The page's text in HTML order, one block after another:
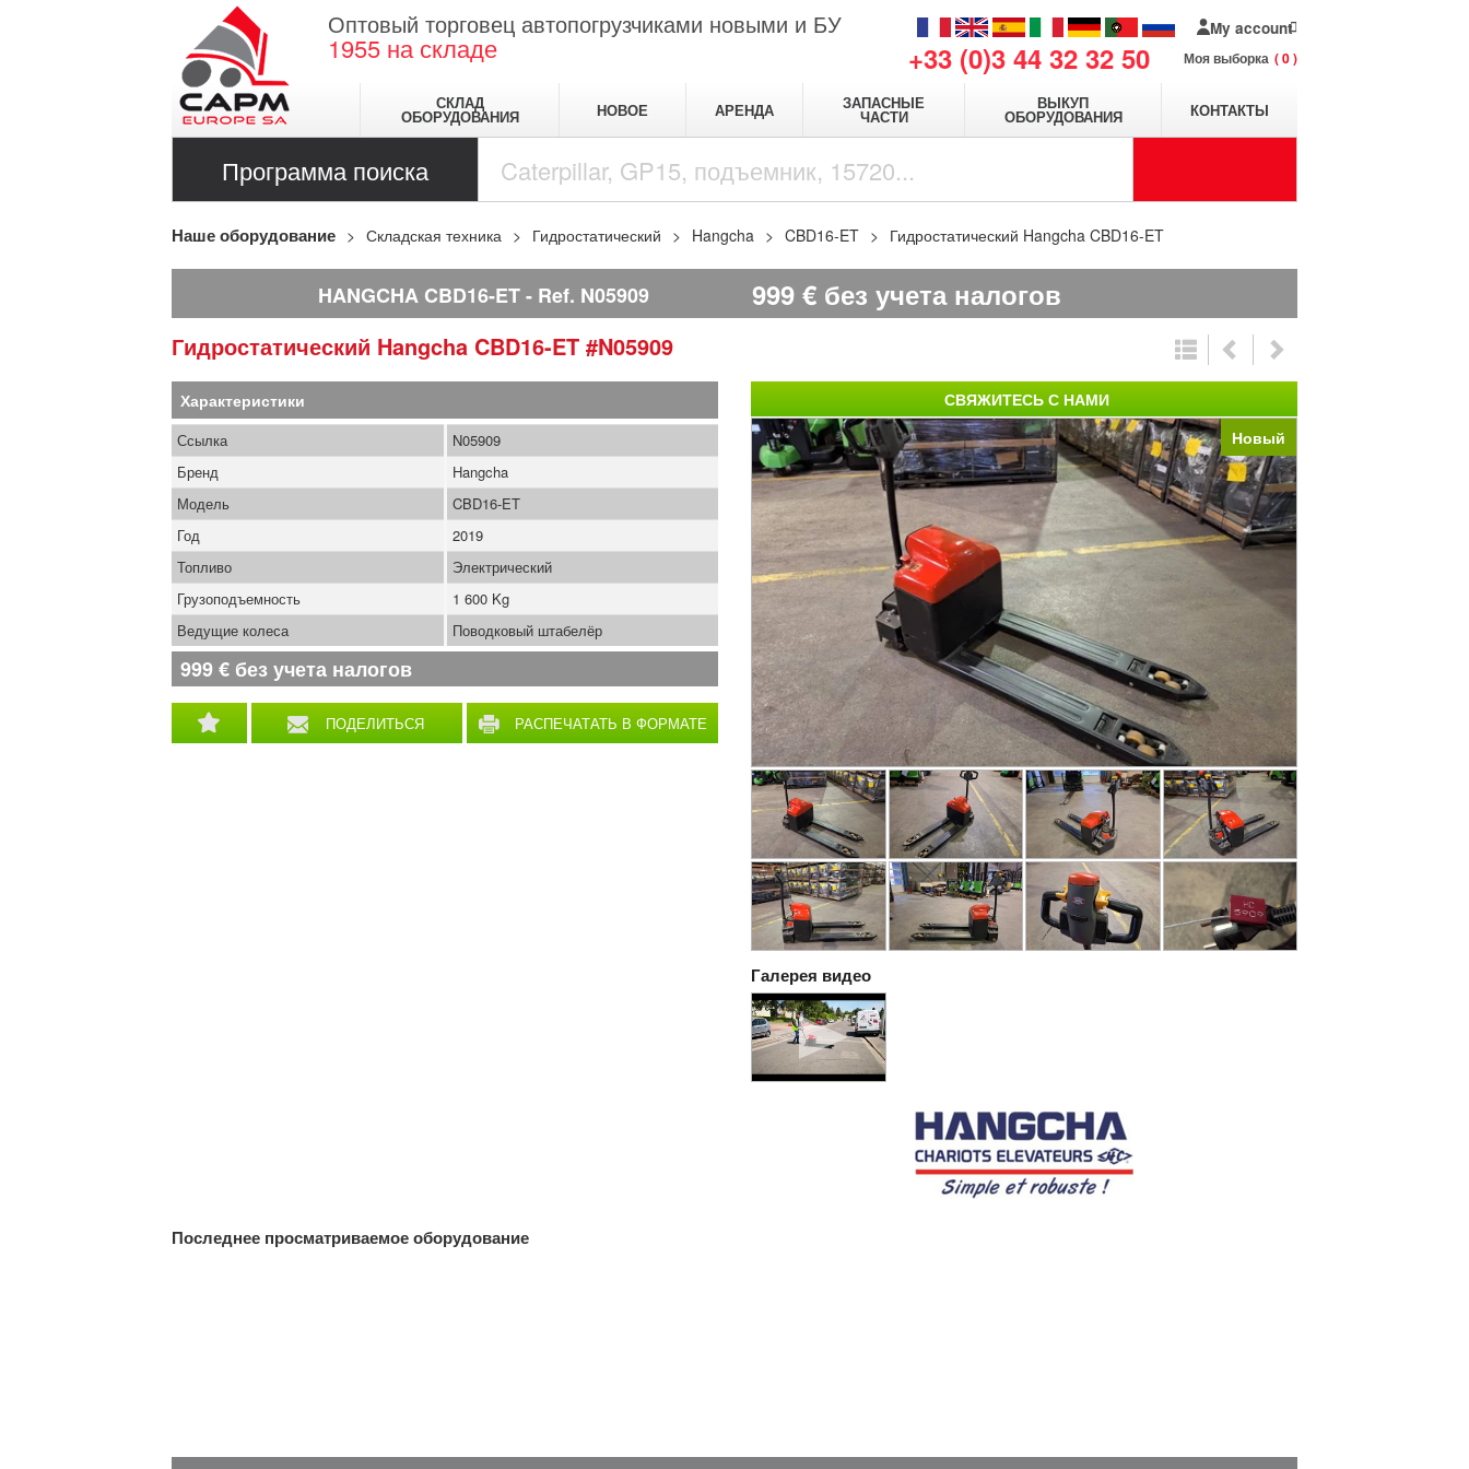
Оптовый торговец автопогрузчиками новыми и БУ
1955 на складе +33 (0)3 44 32 32 50
My account
Моя выборка 0
СКЛАД
ОБОРУДОВАНИЯ НОВОЕ АРЕНДА ЗАПАСНЫЕ
ЧАСТИ
ВЫКУП
ОБОРУДОВАНИЯ КОНТАКТЫ
Программа поиска
Наше оборудование Складская техника Гидростатический Hangcha CBD16-ET Гидростатический Hangcha CBD16-ET
HANGCHA CBD16-ET Ref. N05909 999 € без учета налогов
Гидростатический Hangcha CBD16-ET #N05909
Новый
Галерея видео
Характеристики
ПОДЕЛИТЬСЯ
РАСПЕЧАТАТЬ В ФОРМАТЕ
Ссылка
N05909
Бренд
Hangcha
Модель
CBD16-ET
Год
2019
Топливо
Электрический
Грузоподъемность
1 600 Kg
Ведущие колеса
Поводковый штабелёр
999€ без учета налогов
СВЯЖИТЕСЬ С НАМИ
Последнее просматриваемое оборудование